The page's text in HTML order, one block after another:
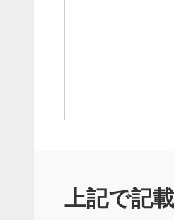
上記で記